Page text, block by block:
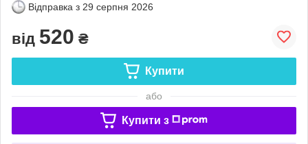
Відправка з 29 серпня 2026
від 520 ₴
Купити
або
Купити з